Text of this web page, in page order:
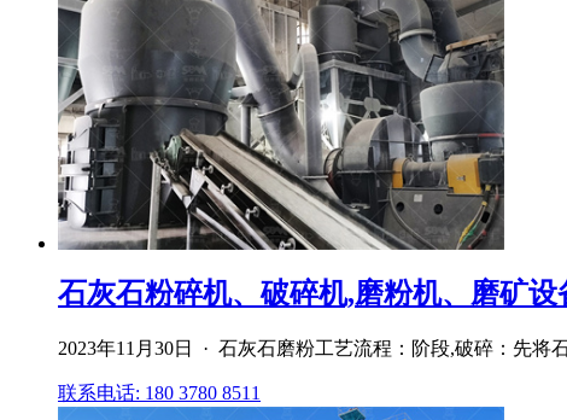
石灰石粉碎机、破碎机,磨粉机、磨矿设
2023年11月30日 · 石灰石磨粉工艺流程：阶段,破碎：先
联系电话: 180 3780 8511